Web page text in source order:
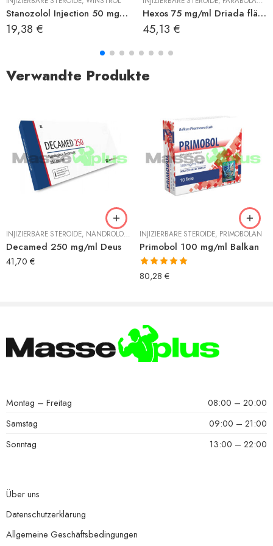
Stanozolol Injection 50 mg/ml Hilma
19,38 €
Hexos 75 mg/ml Driada fläschchen
45,13 €
Verwandte Produkte
INJIZIERBARE STEROIDE, NANDROLON NANDROLON DECANOAT
Decamed 250 mg/ml Deus
41,70 €
INJIZIERBARE STEROIDE, PRIMOBOLAN
Primobol 100 mg/ml Balkan
Bewertet mit
5.00von 5
80,28 €
Montag – Freitag
08:00 – 20:00
Samstag
09:00 – 21:00
Sonntag
13:00 – 22:00
Über uns
Datenschutzerklärung
Allgemeine Geschäftsbedingungen